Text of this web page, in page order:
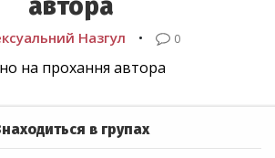
автора
Назгул • 0
на прохання автора
в групах